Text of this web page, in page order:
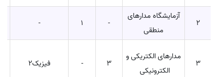
2
آزمایشگاه مدارهای
منطقی
-
1
-
3
مدارهای الکتریکی و
الکترونیکی
3
- فیزیک2